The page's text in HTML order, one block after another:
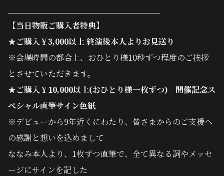
【当日物販ご購入者特典】
★ご購入￥3,000以上 終演後本人よりお見送り
※会場時間の都合上、おひとり様10秒ずつ程度のご挨拶
とさせていただきます。
★ご購入￥10,000以上(おひとり様一枚ずつ) 開催記念ス
ペシャル直筆サイン色紙
※デビューから9年近くにわたり、皆さまからのご支援へ
の感謝と想いを込めまして
ななみ本人より、 1枚ずつ直筆で、全て異なる詞やメッセ
ージにサインを記した